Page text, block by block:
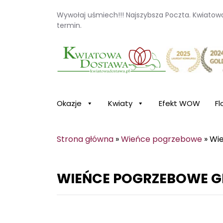
Wywołaj uśmiech!!! Najszybsza Poczta.
termin.
Kwiaciarnia internetowa Kwiatowa
Okazje Kwiaty Efekt WOW
Strona główna »Wieńce pogrzebowe »
WIEŃCE POGRZEBOWE